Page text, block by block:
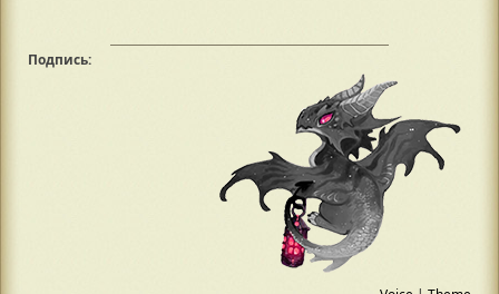
Подпись: